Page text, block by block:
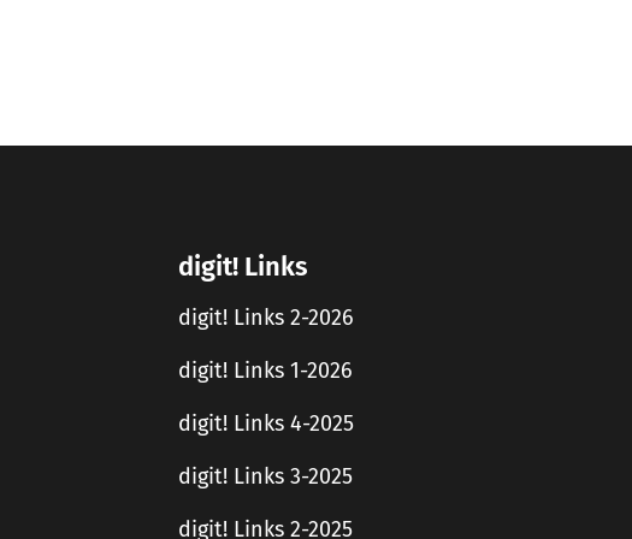
digit! Links
digit! Links 2-2026
digit! Links 1-2026
digit! Links 4-2025
digit! Links 3-2025
digit! Links 2-2025